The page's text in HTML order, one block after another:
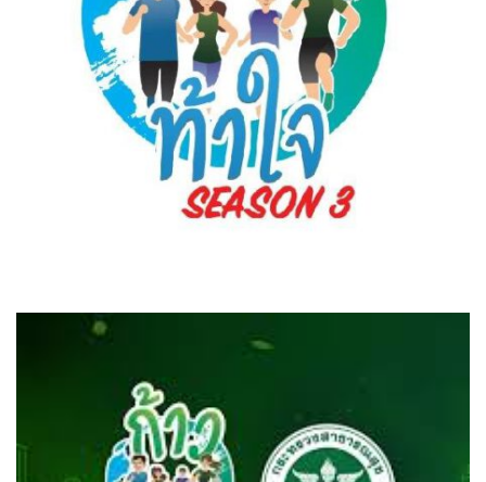
Deply
Go Hight ‘O Village
HOMU Villa
Montha Residence
ก๋างโต้งคอฟฟี่รีสอร์ท
ชมพูภูคารีสอร์ท
ต้นแหลงโฮมสเตย์